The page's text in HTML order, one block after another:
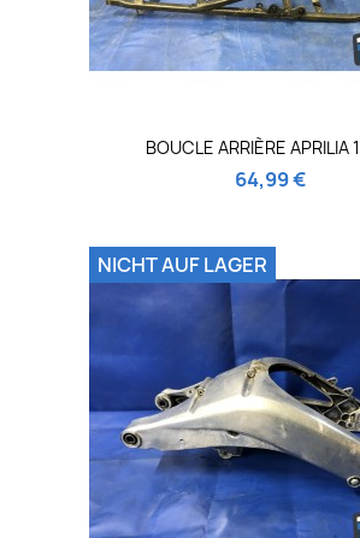
BOUCLE ARRIÈRE APRILIA
64,99 €
NICHT AUF LAGER